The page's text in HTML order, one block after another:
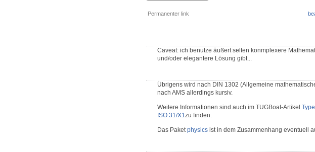
Permanenter link
Caveat: ich benutze äußert selten konmplexere
und/oder elegantere Lösung gibt...
Übrigens wird nach DIN 1302 (Allgemeine
nach AMS allerdings kursiv.
Weitere Informationen sind auch im TUGBoat-Artikel
ISO 31/X1zu finden.
Das Paketphysics ist in dem Zusammenhang eventuell